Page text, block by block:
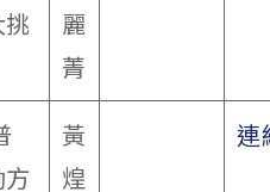
麗
菁
黃
煌
連